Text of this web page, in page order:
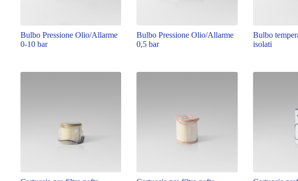
Bulbo Pressione Olio/Allarme
0-10 bar
Bulbo Pressione Olio/Allarme
0,5 bar
Bulbo
isolati